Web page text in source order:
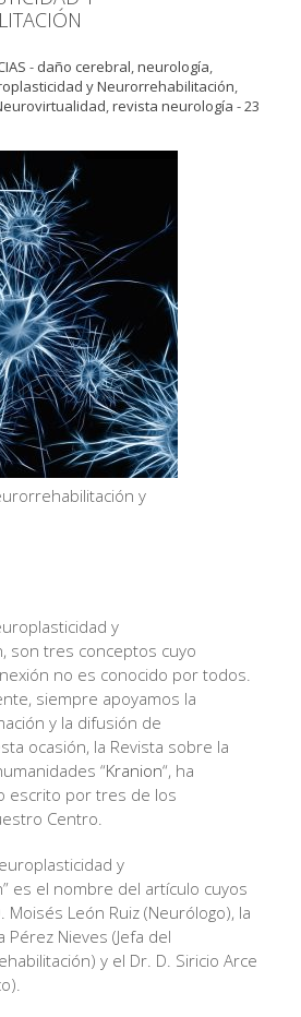
- daño cerebral,neurología,
y Neurorrehabilitación,
,revista neurología -23
y
y
son tres conceptos cuyo
no es conocido por todos.
siempre apoyamos la
y la difusión de
ocasión, la Revista sobre la
“Kranion“, ha
escrito por tres de los
Centro.
y
es el nombre del artículo cuyos
León Ruiz (Neurólogo), la
Pérez Nieves (Jefa del
y el Dr. D. Siricio Arce